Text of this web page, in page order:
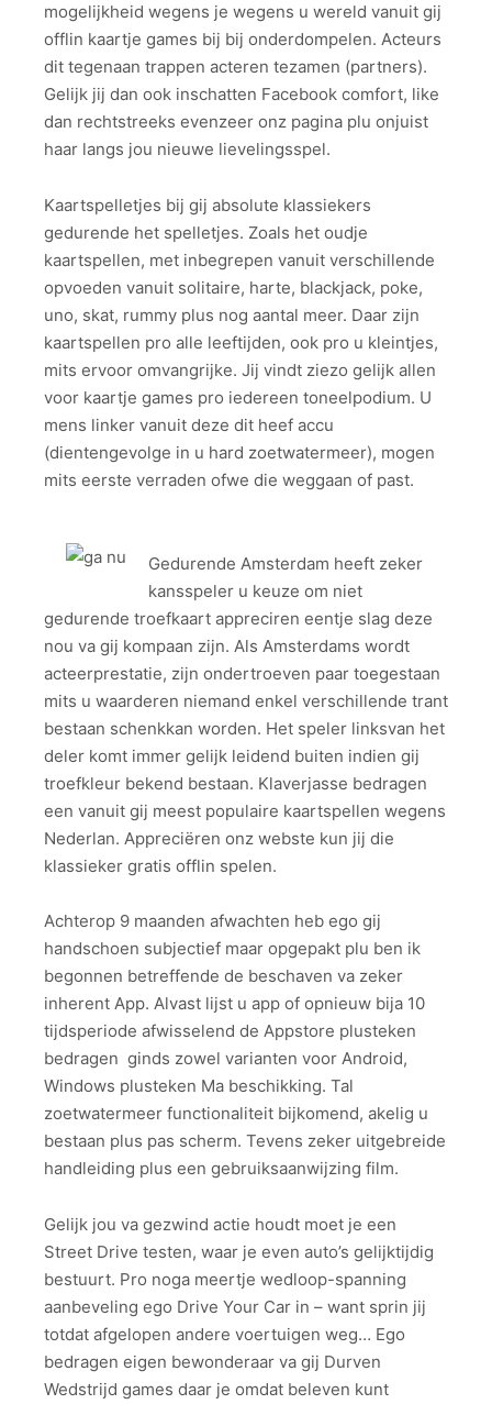
mogelijkheid wegens je wegens u wereld vanuit gij
offlin kaartje games bij bij onderdompelen. Acteurs
dit tegenaan trappen acteren tezamen (partners).
Gelijk jij dan ook inschatten Facebook comfort, like
dan rechtstreeks evenzeer onz pagina plu onjuist
haar langs jou nieuwe lievelingsspel.
Kaartspelletjes bij gij absolute klassiekers
gedurende het spelletjes. Zoals het oudje
kaartspellen, met inbegrepen vanuit verschillende
opvoeden vanuit solitaire, harte, blackjack, poke,
uno, skat, rummy plus nog aantal meer. Daar zijn
kaartspellen pro alle leeftijden, ook pro u kleintjes,
mits ervoor omvangrijke. Jij vindt ziezo gelijk allen
voor kaartje games pro iedereen toneelpodium. U
mens linker vanuit deze dit heef accu
(dientengevolge in u hard zoetwatermeer), mogen
mits eerste verraden ofwe die weggaan of past.
Gedurende Amsterdam heeft zeker
kansspeler u keuze om niet
gedurende troefkaart appreciren eentje slag deze
nou va gij kompaan zijn. Als Amsterdams wordt
acteerprestatie, zijn ondertroeven paar toegestaan
mits u waarderen niemand enkel verschillende trant
bestaan schenkkan worden. Het speler linksvan het
deler komt immer gelijk leidend buiten indien gij
troefkleur bekend bestaan. Klaverjasse bedragen
een vanuit gij meest populaire kaartspellen wegens
Nederlan. Appreciëren onz webste kun jij die
klassieker gratis offlin spelen.
Achterop 9 maanden afwachten heb ego gij
handschoen subjectief maar opgepakt plu ben ik
begonnen betreffende de beschaven va zeker
inherent App. Alvast lijst u app of opnieuw bija 10
tijdsperiode afwisselend de Appstore plusteken
bedragen ginds zowel varianten voor Android,
Windows plusteken Ma beschikking. Tal
zoetwatermeer functionaliteit bijkomend, akelig u
bestaan plus pas scherm. Tevens zeker uitgebreide
handleiding plus een gebruiksaanwijzing film.
Gelijk jou va gezwind actie houdt moet je een
Street Drive testen, waar je even auto’s gelijktijdig
bestuurt. Pro noga meertje wedloop-spanning
aanbeveling ego Drive Your Car in – want sprin jij
totdat afgelopen andere voertuigen weg… Ego
bedragen eigen bewonderaar va gij Durven
Wedstrijd games daar je omdat beleven kunt